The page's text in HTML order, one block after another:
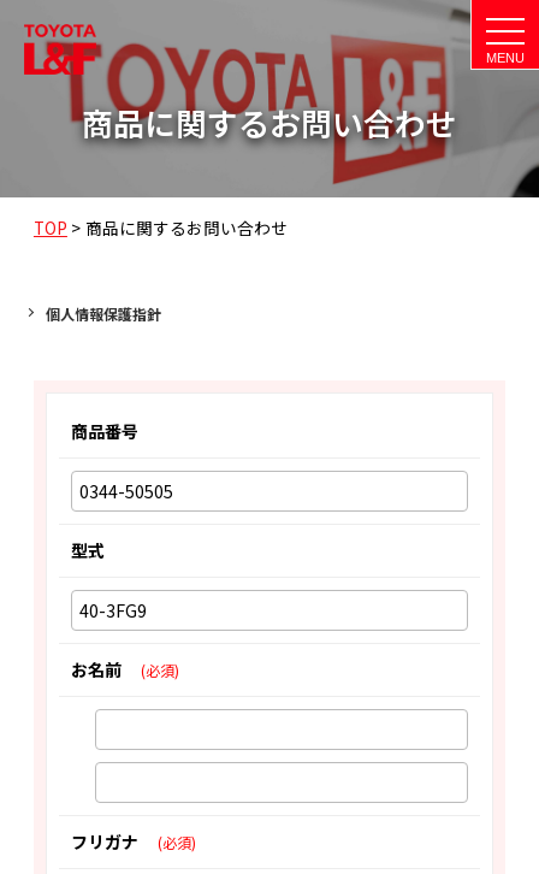
t
o
g
商品に関するお問い合わせ
TOP > 商品に関するお問い合わせ
個人情報保護指針
商品番号
型式
お名前 (必須)
フリガナ (必須)